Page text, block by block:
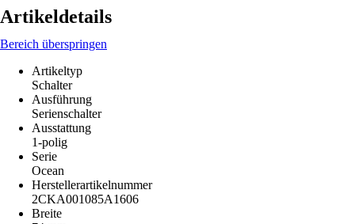
Artikeldetails
Bereich überspringen
Artikeltyp
Schalter
Ausführung
Serienschalter
Ausstattung
1-polig
Serie
Ocean
Herstellerartikelnummer
2CKA001085A1606
Breite